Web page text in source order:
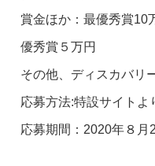
賞⾦ほか：最優秀賞10
優秀賞５万円
その他、ディスカバリ
応募⽅法:特設サイト よ
応募期間： 2020年８⽉